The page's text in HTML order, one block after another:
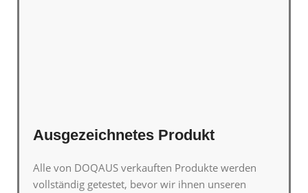
Ausgezeichnetes Produkt
Alle von DOQAUS verkauften Produkte werden
vollständig getestet, bevor wir ihnen unseren